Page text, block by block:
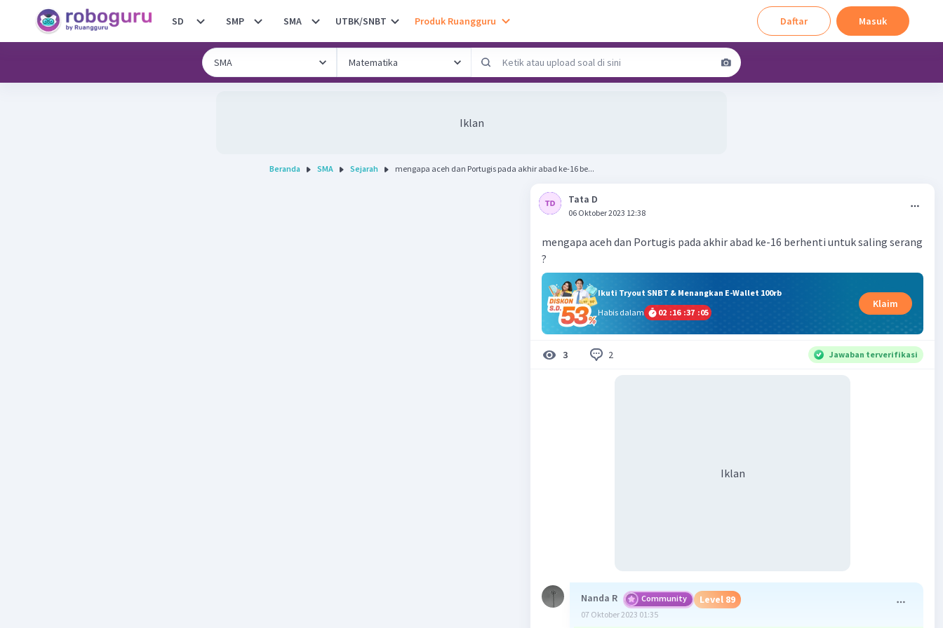
SD SMP SMA UTBK/SNBT Produk Ruangguru Daftar Masuk
Iklan
Beranda SMA Sejarah mengapa aceh dan Portugis pada akhir abad ke-16 be...
Tata D
06 Oktober 2023 12:38
mengapa aceh dan Portugis pada akhir abad ke-16 berhenti untuk saling serang
?
Ikuti Tryout SNBT & Menangkan E-Wallet 100rb
Habis dalam
02 :16 :37 :05
Klaim
3 2 Jawaban terverifikasi
Iklan
Nanda R Community Level 89
07 Oktober 2023 01:35